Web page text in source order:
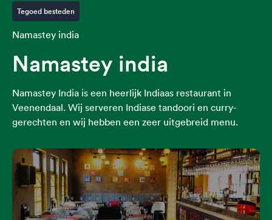
Tegoed besteden
Namastey india
Namastey india
Namastey India is een heerlijk Indiaas restaurant in
Veenendaal. Wij serveren Indiase tandoori en curry-
gerechten en wij hebben een zeer uitgebreid menu.